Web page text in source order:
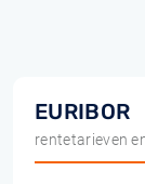
EURIBOR
rentetarieven